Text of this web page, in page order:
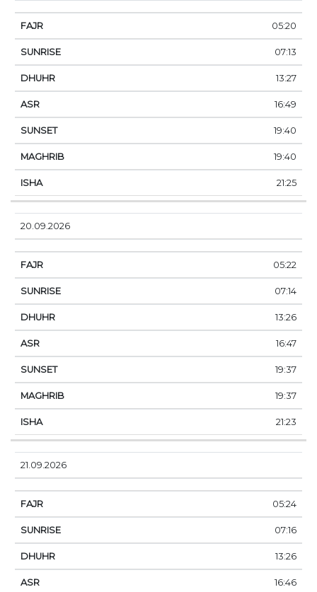
05:20
07:13
13:27
16:49
19:40
19:40
21:25
20.09.2026
05:22
07:14
13:26
16:47
19:37
19:37
21:23
21.09.2026
05:24
07:16
13:26
16:46